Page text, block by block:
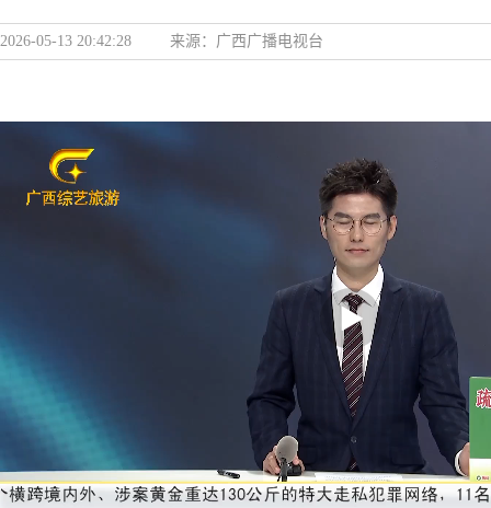
2026-05-13 20:42:28 来源： 广西广播电视台